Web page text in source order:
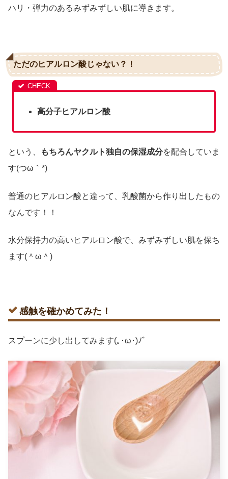
ハリ・弾力のあるみずみずしい肌に導きます。
ただのヒアルロン酸じゃない？！
高分子ヒアルロン酸
という、 もちろんヤクルト独自の保湿成分を配合していま
す(つω｀*)
普通のヒアルロン酸と違って、乳酸菌から作り出したもの
なんです！！
水分保持力の高いヒアルロン酸で、みずみずしい肌を保ち
ます(＾ω＾)
感触を確かめてみた！
スプーンに少し出してみます(｡･ω･)ﾉﾞ